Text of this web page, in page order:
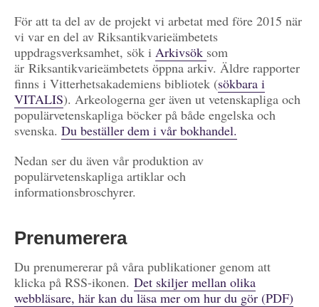
För att ta del av de projekt vi arbetat med före 2015 när
vi var en del av Riksantikvarieämbetets
uppdragsverksamhet, sök i Arkivsök som
är Riksantikvarieämbetets öppna arkiv. Äldre rapporter
finns i Vitterhetsakademiens bibliotek (sökbara i
VITALIS). Arkeologerna ger även ut vetenskapliga och
populärvetenskapliga böcker på både engelska och
svenska. Du beställer dem i vår bokhandel.
Nedan ser du även vår produktion av
populärvetenskapliga artiklar och
informationsbroschyrer.
Prenumerera
Du prenumererar på våra publikationer genom att
klicka på RSS-ikonen. Det skiljer mellan olika
webbläsare, här kan du läsa mer om hur du gör (PDF)